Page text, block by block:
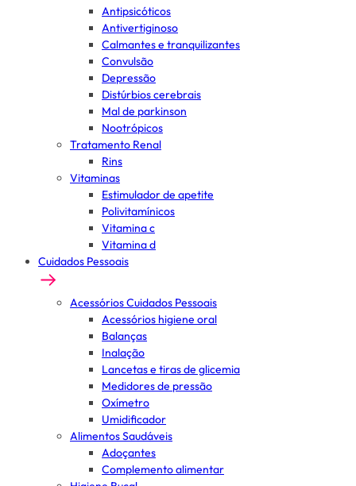
Antipsicóticos
Antivertiginoso
Calmantes e tranquilizantes
Convulsão
Depressão
Distúrbios cerebrais
Mal de parkinson
Nootrópicos
Tratamento Renal
Rins
Vitaminas
Estimulador de apetite
Polivitamínicos
Vitamina c
Vitamina d
Cuidados Pessoais
Acessórios Cuidados Pessoais
Acessórios higiene oral
Balanças
Inalação
Lancetas e tiras de glicemia
Medidores de pressão
Oxímetro
Umidificador
Alimentos Saudáveis
Adoçantes
Complemento alimentar